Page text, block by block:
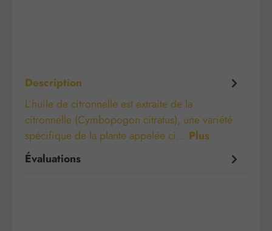
Description
L’huile de citronnelle est extraite de la
citronnelle (Cymbopogon citratus), une variété
spécifique de la plante appelée ci… Plus
Évaluations